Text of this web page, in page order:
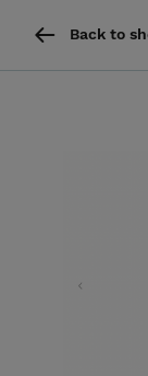
Back to